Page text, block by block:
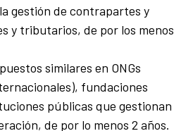
gestión de contrapartes y
y tributarios, de por los menos
similares en ONGs
fundaciones
públicas que gestionan
de por lo menos 2 años.